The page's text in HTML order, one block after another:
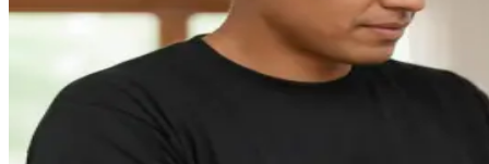
Closets y cocinas Hubert